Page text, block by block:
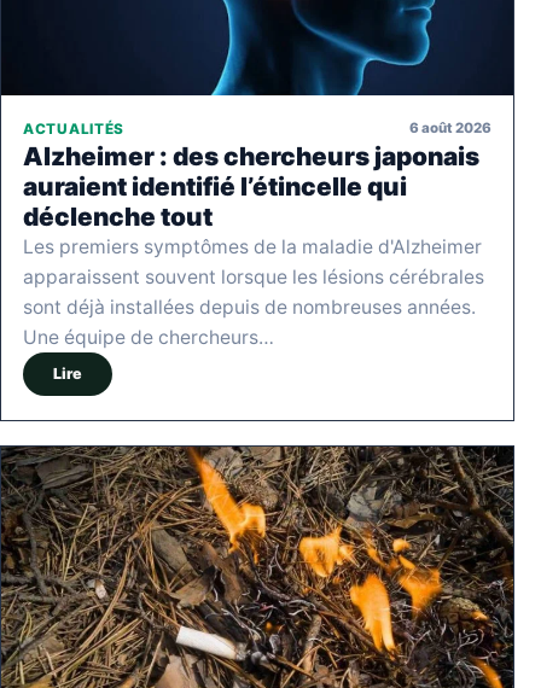
ACTUALITÉS 6 août 2026
Alzheimer : des chercheurs japonais
auraient identifié l’étincelle qui
déclenche tout
Les premiers symptômes de la maladie d'Alzheimer
apparaissent souvent lorsque les lésions cérébrales
sont déjà installées depuis de nombreuses années.
Une équipe de chercheurs…
Lire